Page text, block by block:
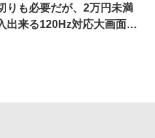
りも必要だが、2万円未満
出来る120Hz対応大画面ス